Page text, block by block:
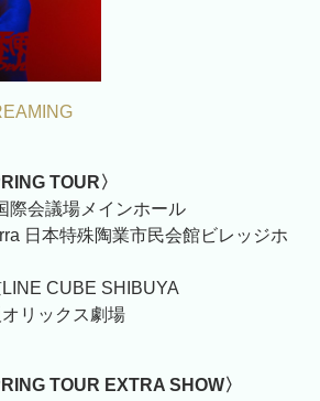
TOUR〉
際会議場メインホール
日本特殊陶業市民会館ビレッジホ
CUBE SHIBUYA
リックス劇場
TOUR EXTRA SHOW〉